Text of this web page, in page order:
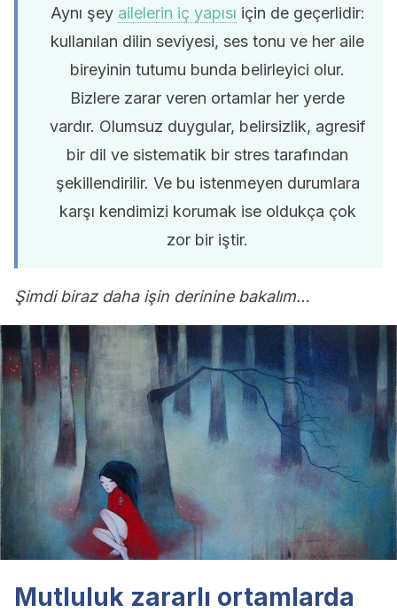
Aynı şey ailelerin iç yapısı için de geçerlidir:
kullanılan dilin seviyesi, ses tonu ve her aile
bireyinin tutumu bunda belirleyici olur.
Bizlere zarar veren ortamlar her yerde
vardır. Olumsuz duygular, belirsizlik, agresif
bir dil ve sistematik bir stres tarafından
şekillendirilir. Ve bu istenmeyen durumlara
karşı kendimizi korumak ise oldukça çok
zor bir iştir.
Şimdi biraz daha işin derinine bakalım…
Mutluluk zararlı ortamlarda